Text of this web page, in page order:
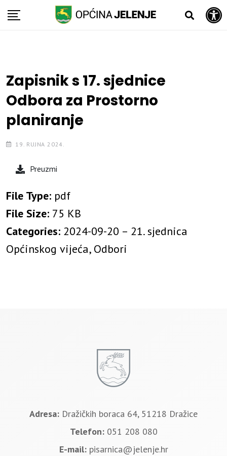
Open toolbar
Skip
Zapisnik s 17. sjednice
Odbora za Prostorno
planiranje
19. RUJNA 2024.
Preuzmi
File Type: pdf
File Size: 75 KB
Categories: 2024-09-20 – 21. sjednica
Općinskog vijeća, Odbori
Adresa: Dražičkih boraca 64, 51218 Dražice
Telefon: 051 208 080
E-mail: pisarnica@jelenje.hr